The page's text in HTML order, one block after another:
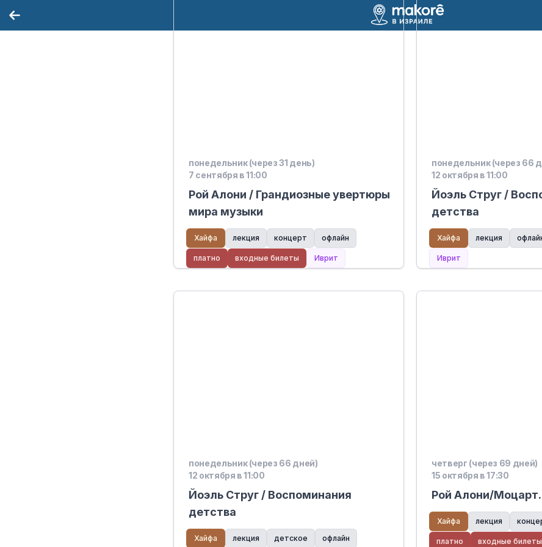
понедельник (через 31 день)
7 сентября в 11:00
Рой Алони / Грандиозные увертюры
мира музыки
Хайфа лекция концерт офлайн
платно входные билеты Иврит
понедельник (через 66
12 октября в 11:00
Йоэль Струг /
детства
Хайфа лекция
Иврит
понедельник (через 66 дней)
12 октября в 11:00
Йоэль Струг / Воспоминания
детства
Хайфа лекция детское офлайн
четверг (через 69 дней)
15 октября в 17:30
Рой Алони/
Хайфа лекция
платно входные билеты